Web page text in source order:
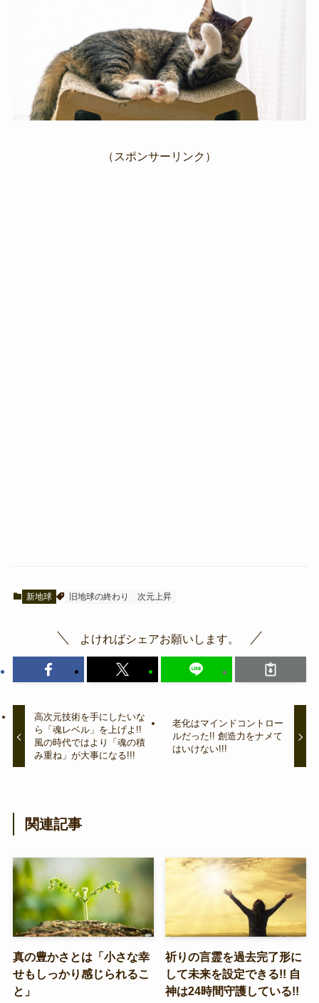
（スポンサーリンク）
新地球 旧地球の終わり 次元上昇
よければシェアお願いします。
高次元技術を手にしたいな
ら「魂レベル」を上げよ!!
風の時代ではより「魂の積
み重ね」が大事になる!!!
老化はマインドコントロー
ルだった!! 創造力をナメて
はいけない!!!
関連記事
真の豊かさとは「小さな幸
せもしっかり感じられるこ
と」
祈りの言霊を過去完了形に
して未来を設定できる!! 自
神は24時間守護している!!